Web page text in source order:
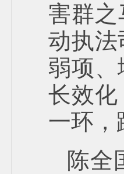
害群
动执法
弱项
长效化
一环，
陈全